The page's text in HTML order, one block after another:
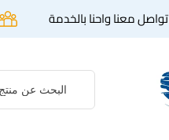
تواصل معنا واحنا بالخدمة